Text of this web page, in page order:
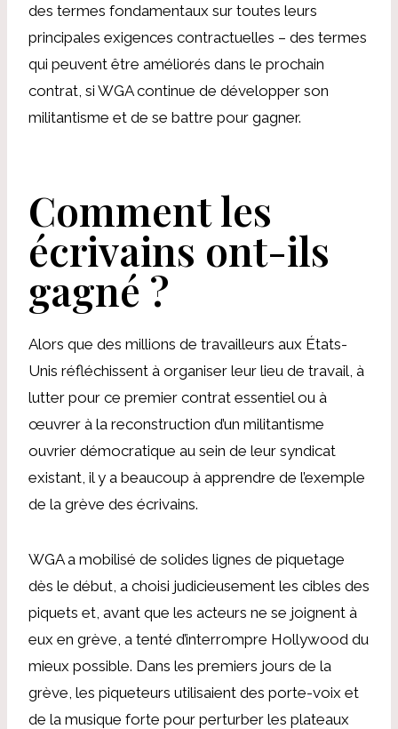
des termes fondamentaux sur toutes leurs
principales exigences contractuelles – des termes
qui peuvent être améliorés dans le prochain
contrat, si WGA continue de développer son
militantisme et de se battre pour gagner.
Comment les
écrivains ont-ils
gagné ?
Alors que des millions de travailleurs aux États-
Unis réfléchissent à organiser leur lieu de travail, à
lutter pour ce premier contrat essentiel ou à
œuvrer à la reconstruction d’un militantisme
ouvrier démocratique au sein de leur syndicat
existant, il y a beaucoup à apprendre de l’exemple
de la grève des écrivains.
WGA a mobilisé de solides lignes de piquetage
dès le début, a choisi judicieusement les cibles des
piquets et, avant que les acteurs ne se joignent à
eux en grève, a tenté d’interrompre Hollywood du
mieux possible. Dans les premiers jours de la
grève, les piqueteurs utilisaient des porte-voix et
de la musique forte pour perturber les plateaux